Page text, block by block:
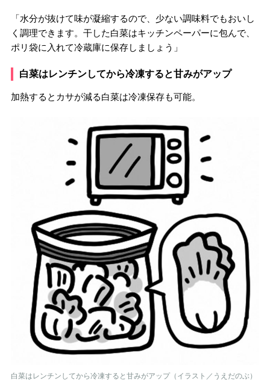
「水分が抜けて味が凝縮するので、少ない調味料でもおいし
く調理できます。干した白菜はキッチンペーパーに包んで、
ポリ袋に入れて冷蔵庫に保存しましょう」
白菜はレンチンしてから冷凍すると甘みがアップ
加熱するとカサが減る白菜は冷凍保存も可能。
白菜はレンチンしてから冷凍すると甘みがアップ（イラスト／うえだのぶ）